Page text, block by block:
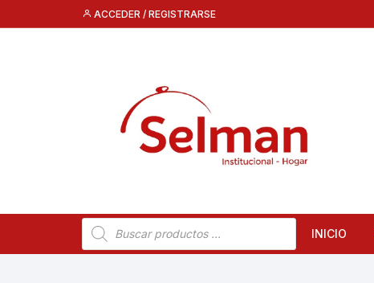
al
ACCEDER / REGISTRARSE
Búsqueda
de
INICIO